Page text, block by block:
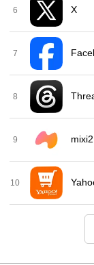
6 X
7
8
9 mixi2
10